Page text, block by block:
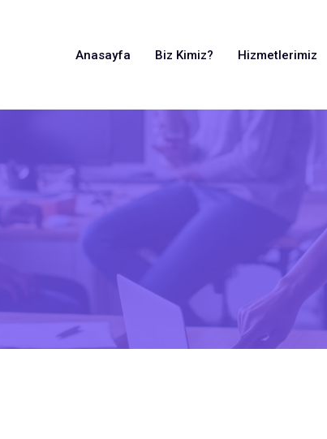
Anasayfa Biz Kimiz? Hizmetlerimiz